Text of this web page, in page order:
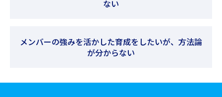
ない
メンバーの強みを活かした育成をしたいが、方法論
が分からない